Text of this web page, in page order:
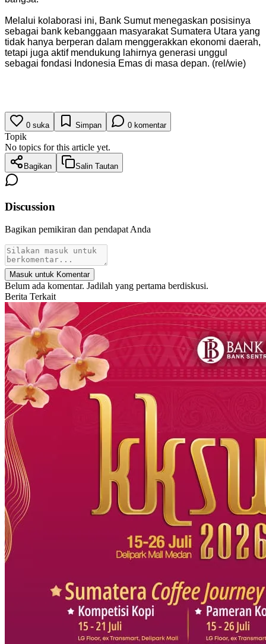
Melalui kolaborasi ini, Bank Sumut menegaskan posisinya
sebagai bank kebanggaan masyarakat Sumatera Utara yang
tidak hanya berperan dalam menggerakkan ekonomi daerah,
tetapi juga aktif mendukung lahirnya generasi unggul
sebagai fondasi Indonesia Emas di masa depan. (rel/wie)
0 suka Simpan 0 komentar
Topik
No topics for this article yet.
Bagikan Salin Tautan
Discussion
Bagikan pemikiran dan pendapat Anda
Masuk untuk Komentar
Belum ada komentar. Jadilah yang pertama berdiskusi.
Berita Terkait